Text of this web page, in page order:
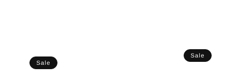
Sale
Sale